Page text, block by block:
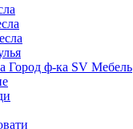
Город ф-ка SV Мебель